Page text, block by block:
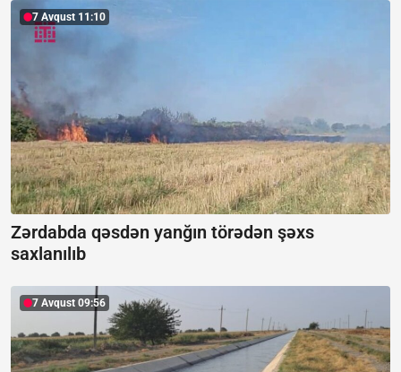
7 Avqust 11:10
Zərdabda qəsdən yanğın törədən şəxs
saxlanılıb
7 Avqust 09:56